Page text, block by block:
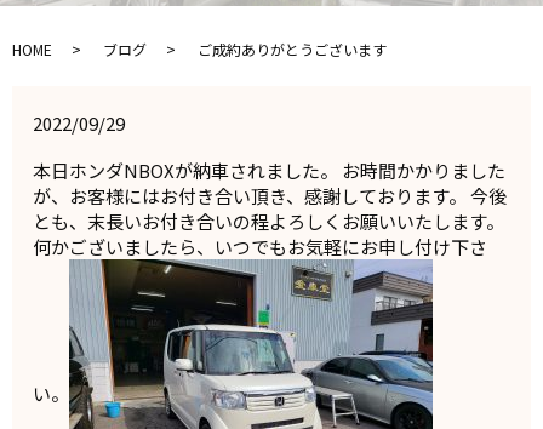
HOME ブログ ご成約ありがとうございます
2022/09/29
本日ホンダNBOXが納車されました。 お時間かかりました
が、お客様にはお付き合い頂き、感謝しております。 今後
とも、末長いお付き合いの程よろしくお願いいたします。
何かございましたら、いつでもお気軽にお申し付け下さ
い。